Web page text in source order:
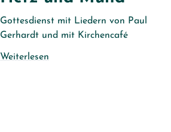
Gottesdienst mit Liedern von Paul
Gerhardt und mit Kirchencafé
Weiterlesen